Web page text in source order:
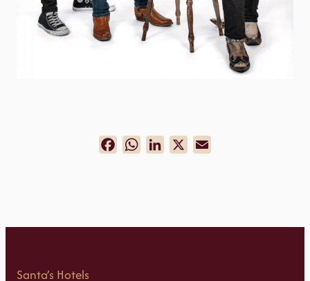
FacebookWhatsAppLinkedIn
Santa’s Hotels